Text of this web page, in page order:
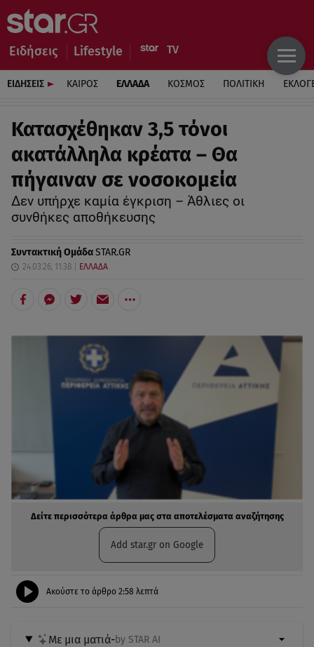
Ειδήσεις Lifestyle
ΕΙΔΗΣΕΙΣ ΚΑΙΡΟΣ ΕΛΛΑΔΑ ΚΟΣΜΟΣ ΠΟΛΙΤΙΚΗ
Κατασχέθηκαν 3,5 τόνοι
ακατάλληλα κρέατα – Θα
πήγαιναν σε νοσοκομεία
Δεν υπήρχε καμία έγκριση – Άθλιες οι
συνθήκες αποθήκευσης
Συντακτική ΟμάδαSTAR.GR
24.03.26, 11:38 ΕΛΛΑΔΑ
Δείτε περισσότερα άρθρα μας στα αποτελέσματα αναζήτησης
Add star.gr on Google
Ακούστε το άρθρο 2:58 λεπτά
Με μια ματιά-by STAR AI